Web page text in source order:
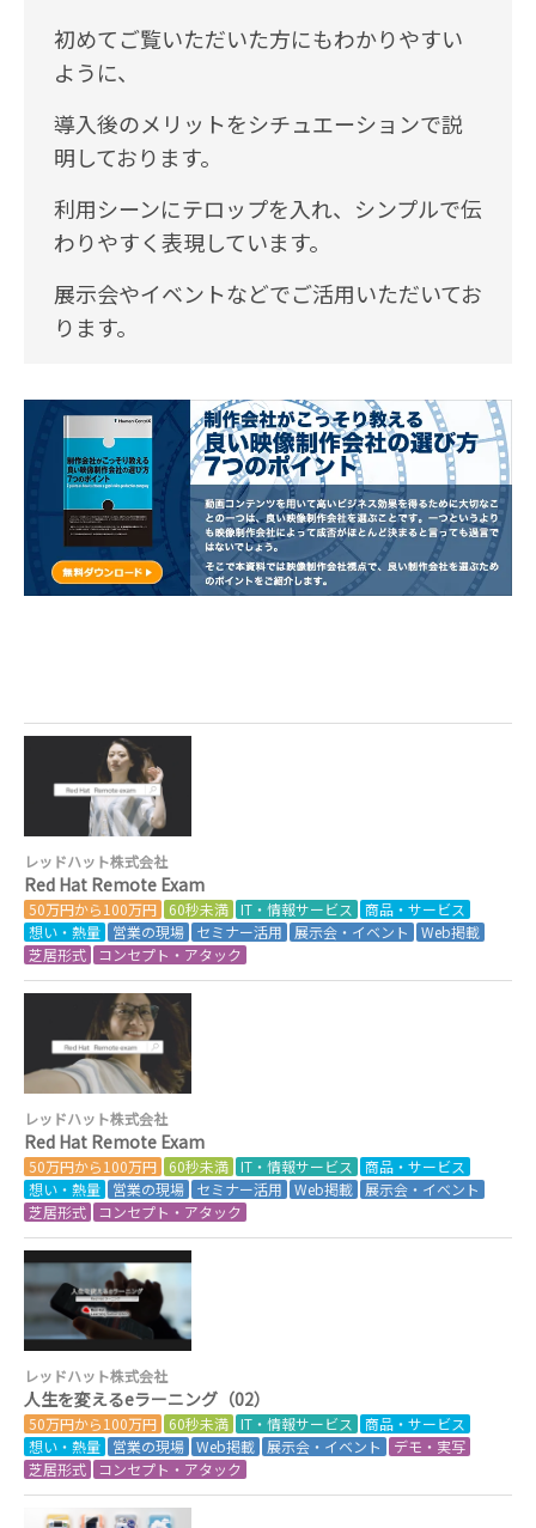
初めてご覧いただいた方にもわかりやすい
ように、
導入後のメリットをシチュエーションで説
明しております。
利用シーンにテロップを入れ、シンプルで伝
わりやすく表現しています。
展示会やイベントなどでご活用いただいてお
ります。
レッドハット株式会社
Red Hat Remote Exam
50万円から100万円 60秒未満 IT・情報サービス
商品・サービス
想い・熱量
営業の現場 セミナー活用 展示会・イベント
Web掲載
芝居形式
コンセプト・アタック
レッドハット株式会社
Red Hat Remote Exam
50万円から100万円 60秒未満 IT・情報サービス
商品・サービス
想い・熱量
営業の現場 セミナー活用 Web掲載
展示会・イベント
芝居形式
コンセプト・アタック
レッドハット株式会社
人生を変えるeラーニング（02）
50万円から100万円 60秒未満 IT・情報サービス
商品・サービス
想い・熱量
営業の現場 Web掲載 展示会・イベント
デモ・実写
芝居形式
コンセプト・アタック